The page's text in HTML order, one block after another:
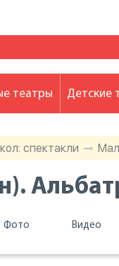
спектакли
Фото Видео
театры Детские